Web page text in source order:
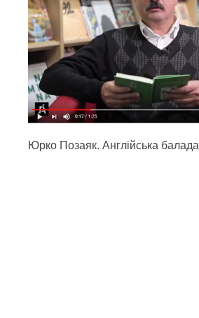
Юрко Позаяк. Англійська балада